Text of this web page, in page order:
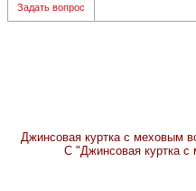
Задать вопрос
Джинсовая куртка с меховым
С "Джинсовая куртка